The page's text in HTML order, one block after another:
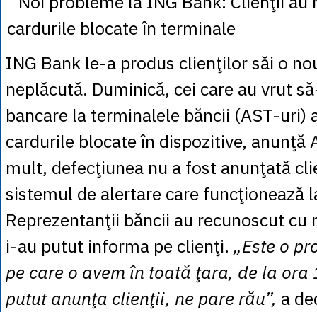
1 NOK = 0.4191
1 RSD= 0.0425
1 RUB= 0.0530
1 SEK= 0.4526
= 0.1141
1 UAH= 0.1048
1 XDR= 5.9383
1 ZAR = 0.2318
ING Bank le-a produs clienţilor săi o
neplăcută. Duminică, cei care au vrut
bancare la terminalele băncii (AST-uri)
cardurile blocate în dispozitive, anunţă
mult, defecţiunea nu a fost anunţată
sistemul de alertare care funcţionează
Reprezentanţii băncii au recunoscut cu
i-au putut informa pe clienţi. „Este o
pe care o avem în toată ţara, de la ora
putut anunţa clienţii, ne pare rău”, a